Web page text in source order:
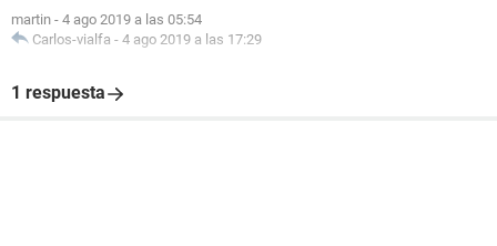
martin - 4 ago 2019 a las 05:54
Carlos-vialfa - 4 ago 2019 a las 17:29
1 respuesta